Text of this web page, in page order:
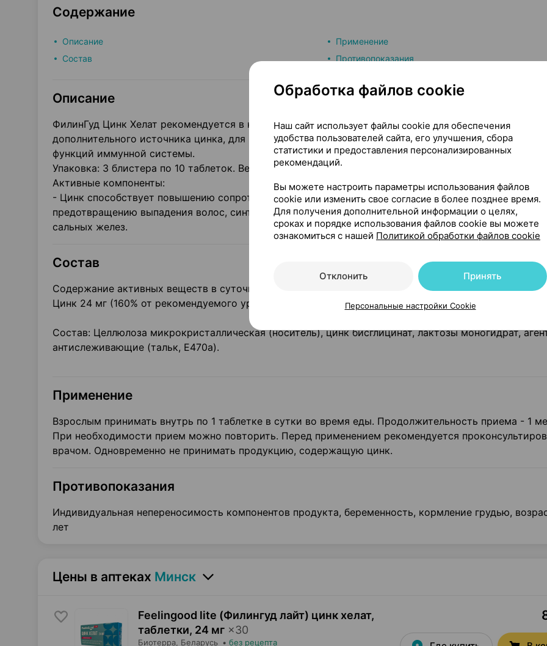
Содержание
Описание
Состав
Применение
Противопоказания
Описание
ФилинГуд Цинк Хелат рекомендуется в качестве биологически активной добавки к пище –
дополнительного источника цинка, для поддержания защитной функции организма и поддержания
функций иммунной системы.
Упаковка: 3 блистера по 10 таблеток. Вес таблетки 600 мг.
Активные компоненты:
- Цинк способствует повышению сопротивляемости организма к инфекциям (укреплению
предотвращению выпадения волос, синтезу собственного коллагена, позволяет регулировать
сальных желез.
Состав
Содержание активных веществ в суточной дозировке (1 таблетка):
Цинк 24 мг (160% от рекомендуемого уровня уточного потребления).
Состав: Целлюлоза микрокристаллическая (носитель), цинк бисглицинат, лактозы моногидрат,
антислеживающие (тальк, Е470а).
Применение
Взрослым принимать внутрь по 1 таблетке в сутки во время еды. Продолжительность приема - 1
При необходимости прием можно повторить. Перед применением рекомендуется
врачом. Одновременно не принимать продукцию, содержащую цинк.
Противопоказания
Индивидуальная непереносимость компонентов продукта, беременность, кормление грудью,
лет
Цены в аптеках Минск
Feelingood lite (Филингуд лайт) цинк хелат,
таблетки, 24 мг ×30
Биотерра , Беларусь • без рецепта
Обработка файлов cookie
Наш сайт использует файлы cookie для обеспечения
удобства пользователей сайта, его улучшения, сбора
статистики и предоставления персонализированных
рекомендаций.
Вы можете настроить параметры использования файлов
cookie или изменить свое согласие в более позднее время.
Для получения дополнительной информации о целях,
сроках и порядке использования файлов cookie вы можете
ознакомиться с нашей Политикой обработки файлов cookie
Отклонить Принять
Персональные настройки Cookie